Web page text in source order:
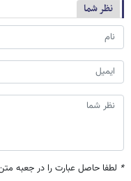
نظر شما
* لطفا حاصل عبارت را در جعبه